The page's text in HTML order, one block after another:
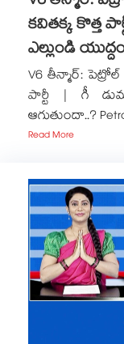
కవితక్క కొత్త
ఎల్లుండి
V6 తీన్మార్:
పార్టీ | గీ
ఆగుతుందా..?
Read More